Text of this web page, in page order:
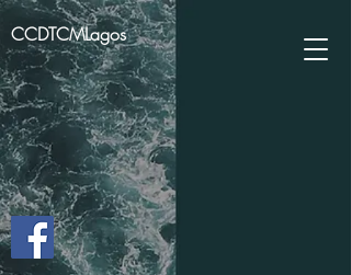
CCDTCMLagos